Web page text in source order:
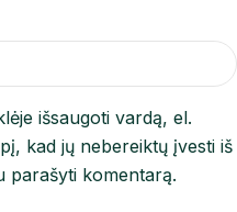
išsaugoti vardą, el.
kad jų nebereiktų įvesti iš
parašyti komentarą.